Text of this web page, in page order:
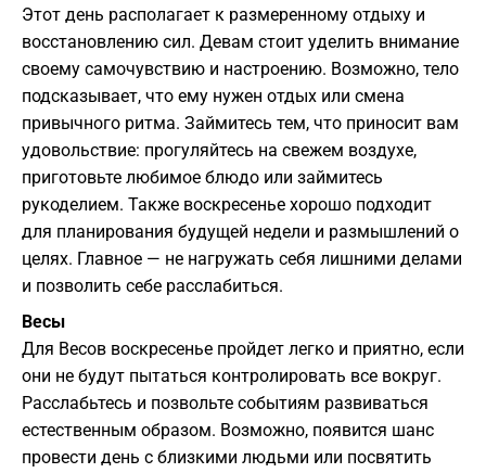
Этот день располагает к размеренному отдыху и
восстановлению сил. Девам стоит уделить внимание
своему самочувствию и настроению. Возможно, тело
подсказывает, что ему нужен отдых или смена
привычного ритма. Займитесь тем, что приносит вам
удовольствие: прогуляйтесь на свежем воздухе,
приготовьте любимое блюдо или займитесь
рукоделием. Также воскресенье хорошо подходит
для планирования будущей недели и размышлений о
целях. Главное — не нагружать себя лишними делами
и позволить себе расслабиться.
Весы
Для Весов воскресенье пройдет легко и приятно, если
они не будут пытаться контролировать все вокруг.
Расслабьтесь и позвольте событиям развиваться
естественным образом. Возможно, появится шанс
провести день с близкими людьми или посвятить